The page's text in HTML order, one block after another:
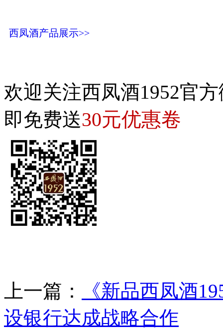
西凤酒产品展示>>
欢迎关注西凤酒1952官
即免费送30元优惠卷
上一篇：
《新品西凤酒
设银行达成战略合作